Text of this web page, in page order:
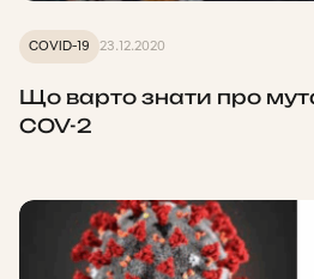
COVID-19 23.12.2020
Що варто знати про
COV-2